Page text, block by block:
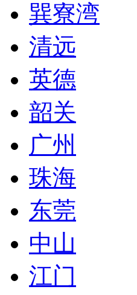
巽寮湾
清远
英德
韶关
广州
珠海
东莞
中山
江门